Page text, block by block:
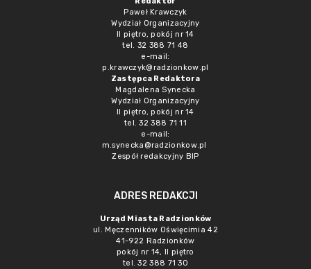
Paweł Krawczyk
Wydział Organizacyjny
II piętro, pokój nr 14
tel. 32 388 71 48
e-mail:
p.krawczyk@radzionkow.pl
Zastępca Redaktora
Magdalena Synecka
Wydział Organizacyjny
II piętro, pokój nr 14
tel. 32 388 71 11
e-mail:
m.synecka@radzionkow.pl
Zespół redakcyjny BIP
ADRES REDAKCJI
Urząd Miasta Radzionków
ul. Męczenników Oświęcimia 42
41-922 Radzionków
pokój nr 14, II piętro
tel. 32 388 71 30